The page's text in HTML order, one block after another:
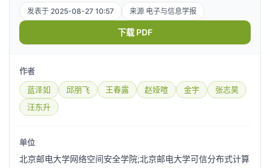
发表于 2025-08-27 10:57 来源 电子与信息学报
下载 PDF
作者
蓝泽如
邱朋飞 王春露 赵娅喧 金宇
张志昊
汪东升
单位
北京邮电大学网络空间安全学院;北京邮电大学可信分布式计算